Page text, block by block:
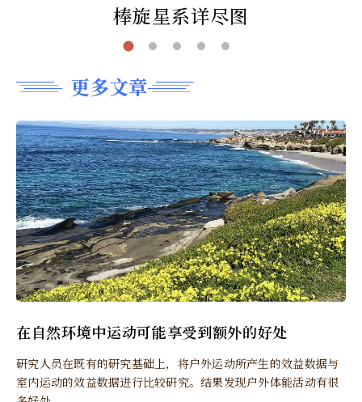
棒旋星系详尽图
更多文章
在自然环境中运动可能享受到额外的好处
研究人员在既有的研究基础上，将户外运动所产生的效益数据与
室内运动的效益数据进行比较研究。结果发现户外体能活动有很